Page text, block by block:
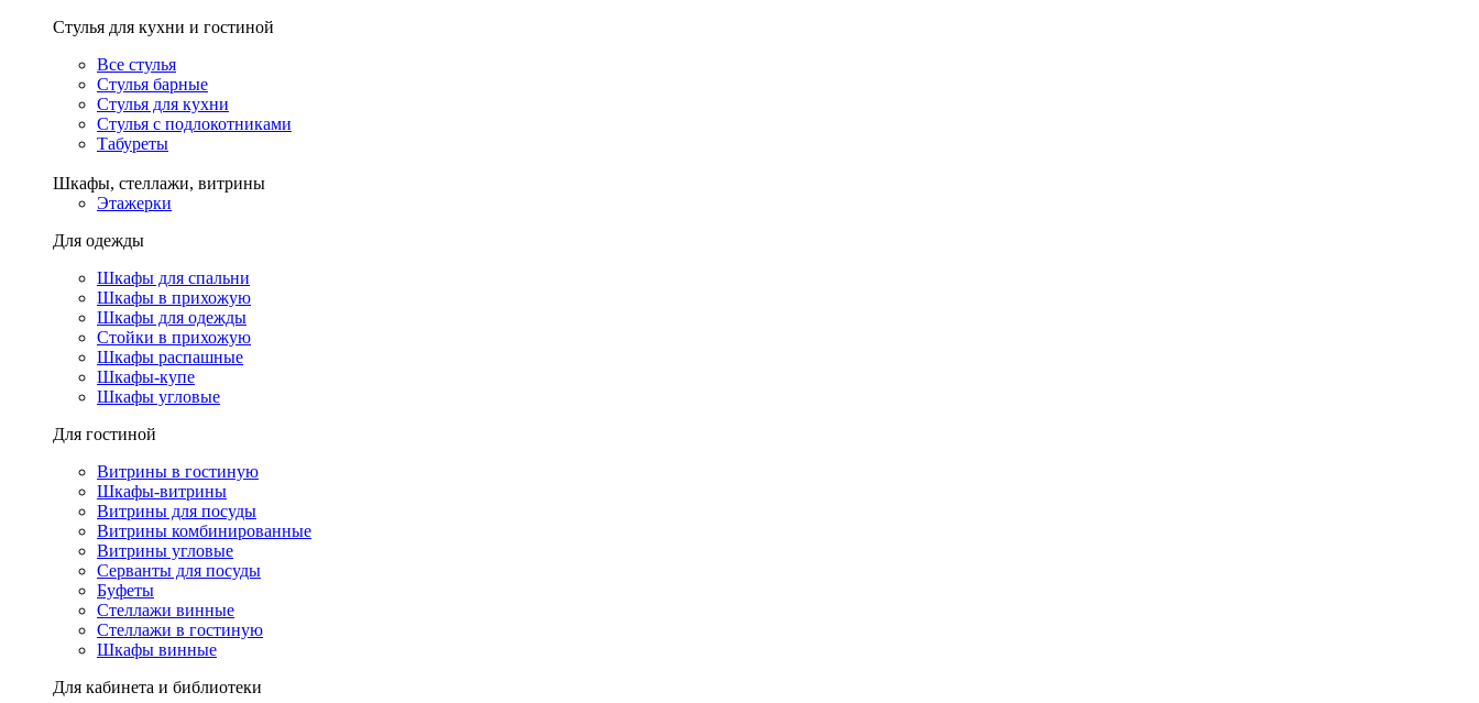
Стулья для кухни и гостиной
Все стулья
Стулья барные
Стулья для кухни
Стулья с подлокотниками
Табуреты
Шкафы, стеллажи, витрины
Этажерки
Для одежды
Шкафы для спальни
Шкафы в прихожую
Шкафы для одежды
Стойки в прихожую
Шкафы распашные
Шкафы-купе
Шкафы угловые
Для гостиной
Витрины в гостиную
Шкафы-витрины
Витрины для посуды
Витрины комбинированные
Витрины угловые
Серванты для посуды
Буфеты
Стеллажи винные
Стеллажи в гостиную
Шкафы винные
Для кабинета и библиотеки